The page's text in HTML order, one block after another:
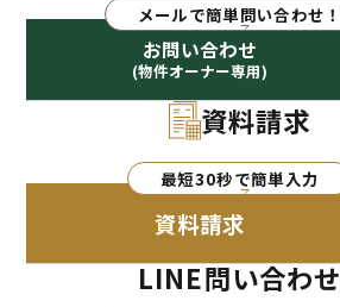
メールで簡単問い合わせ！
お問い合わせ
(物件オーナー専用)
資料請求
最短30秒で簡単入力
資料請求
LINE問い合わせ